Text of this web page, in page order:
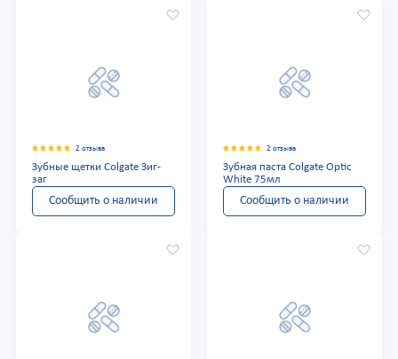
2 отзыва
Зубные щетки Colgate Зиг-
заг
Сообщить о наличии
2 отзыва
Зубная паста Colgate Optic
White 75мл
Сообщить о наличии